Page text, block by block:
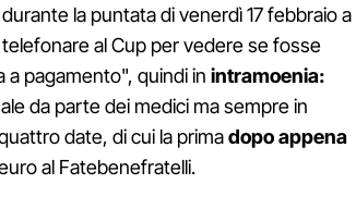
la puntata di venerdì 17 febbraio a
al Cup per vedere se fosse
a pagamento", quindi in intramoenia:
da parte dei medici ma sempre in
date, di cui la primadopo appena
al Fatebenefratelli.